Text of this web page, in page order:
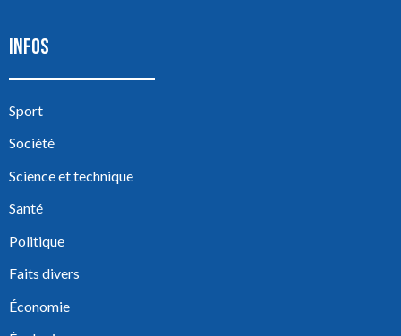
INFOS
Sport
Société
Science et technique
Santé
Politique
Faits divers
Économie